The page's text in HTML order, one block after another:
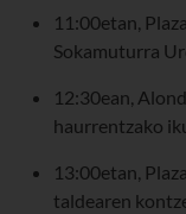
11:00etan,
Sokamuturra
12:30ean,
haurrentzako
13:00etan,
taldearen